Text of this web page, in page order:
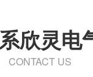
欣灵电
CONTACT US